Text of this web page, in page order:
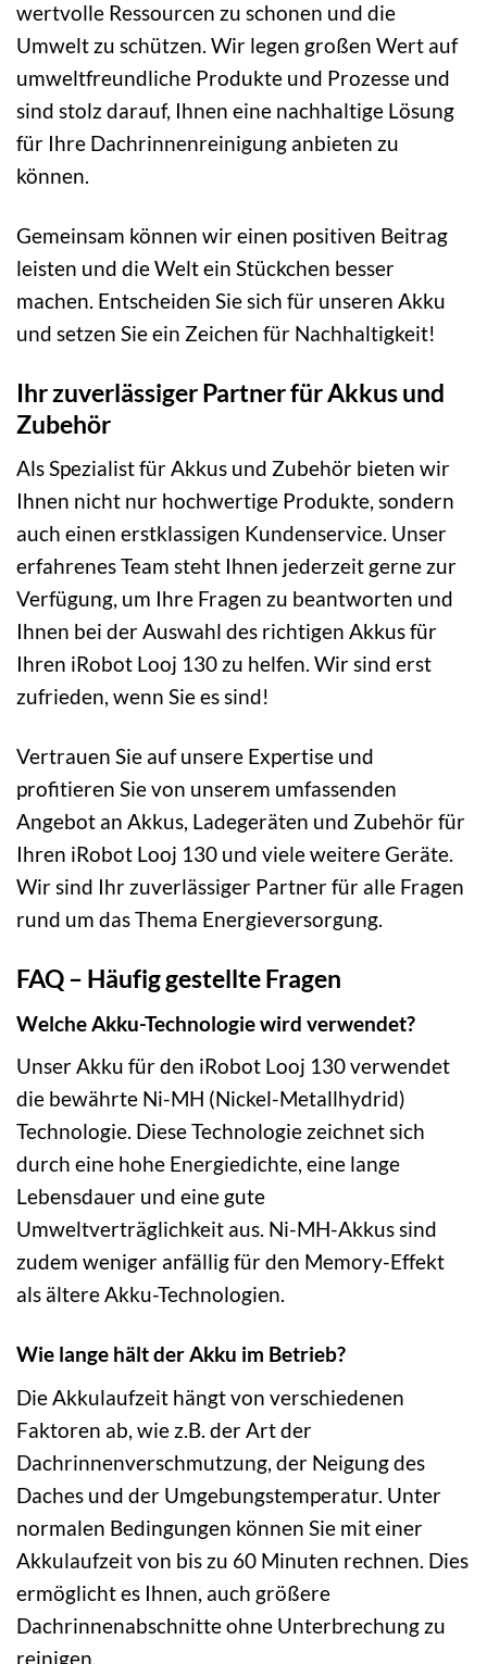
wertvolle Ressourcen zu schonen und die
Umwelt zu schützen. Wir legen großen Wert auf
umweltfreundliche Produkte und Prozesse und
sind stolz darauf, Ihnen eine nachhaltige Lösung
für Ihre Dachrinnenreinigung anbieten zu
können.
Gemeinsam können wir einen positiven Beitrag
leisten und die Welt ein Stückchen besser
machen. Entscheiden Sie sich für unseren Akku
und setzen Sie ein Zeichen für Nachhaltigkeit!
Ihr zuverlässiger Partner für Akkus und
Zubehör
Als Spezialist für Akkus und Zubehör bieten wir
Ihnen nicht nur hochwertige Produkte, sondern
auch einen erstklassigen Kundenservice. Unser
erfahrenes Team steht Ihnen jederzeit gerne zur
Verfügung, um Ihre Fragen zu beantworten und
Ihnen bei der Auswahl des richtigen Akkus für
Ihren iRobot Looj 130 zu helfen. Wir sind erst
zufrieden, wenn Sie es sind!
Vertrauen Sie auf unsere Expertise und
profitieren Sie von unserem umfassenden
Angebot an Akkus, Ladegeräten und Zubehör für
Ihren iRobot Looj 130 und viele weitere Geräte.
Wir sind Ihr zuverlässiger Partner für alle Fragen
rund um das Thema Energieversorgung.
FAQ – Häufig gestellte Fragen
Welche Akku-Technologie wird verwendet?
Unser Akku für den iRobot Looj 130 verwendet
die bewährte Ni-MH (Nickel-Metallhydrid)
Technologie. Diese Technologie zeichnet sich
durch eine hohe Energiedichte, eine lange
Lebensdauer und eine gute
Umweltverträglichkeit aus. Ni-MH-Akkus sind
zudem weniger anfällig für den Memory-Effekt
als ältere Akku-Technologien.
Wie lange hält der Akku im Betrieb?
Die Akkulaufzeit hängt von verschiedenen
Faktoren ab, wie z.B. der Art der
Dachrinnenverschmutzung, der Neigung des
Daches und der Umgebungstemperatur. Unter
normalen Bedingungen können Sie mit einer
Akkulaufzeit von bis zu 60 Minuten rechnen. Dies
ermöglicht es Ihnen, auch größere
Dachrinnenabschnitte ohne Unterbrechung zu
reinigen.